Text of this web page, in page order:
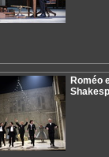
Roméo